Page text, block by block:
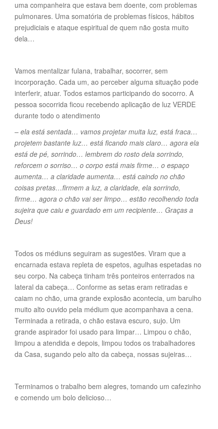
uma companheira que estava bem doente, com problemas
pulmonares. Uma somatória de problemas físicos, hábitos
prejudiciais e ataque espiritual de quem não gosta muito
dela…
Vamos mentalizar fulana, trabalhar, socorrer, sem
incorporação. Cada um, ao perceber alguma situação pode
interferir, atuar. Todos estamos participando do socorro. A
pessoa socorrida ficou recebendo aplicação de luz VERDE
durante todo o atendimento
– ela está sentada… vamos projetar muita luz, está fraca…
projetem bastante luz… está ficando mais claro… agora ela
está de pé, sorrindo… lembrem do rosto dela sorrindo,
reforcem o sorriso… o corpo está mais firme… o espaço
aumenta… a claridade aumenta… está caindo no chão
coisas pretas…firmem a luz, a claridade, ela sorrindo,
firme… agora o chão vai ser limpo… estão recolhendo toda
sujeira que caiu e guardado em um recipiente… Graças a
Deus!
Todos os médiuns seguiram as sugestões. Viram que a
encarnada estava repleta de espetos, agulhas espetadas no
seu corpo. Na cabeça tinham três ponteiros enterrados na
lateral da cabeça… Conforme as setas eram retiradas e
caiam no chão, uma grande explosão acontecia, um barulho
muito alto ouvido pela médium que acompanhava a cena.
Terminada a retirada, o chão estava escuro, sujo. Um
grande aspirador foi usado para limpar… Limpou o chão,
limpou a atendida e depois, limpou todos os trabalhadores
da Casa, sugando pelo alto da cabeça, nossas sujeiras…
Terminamos o trabalho bem alegres, tomando um cafezinho
e comendo um bolo delicioso…